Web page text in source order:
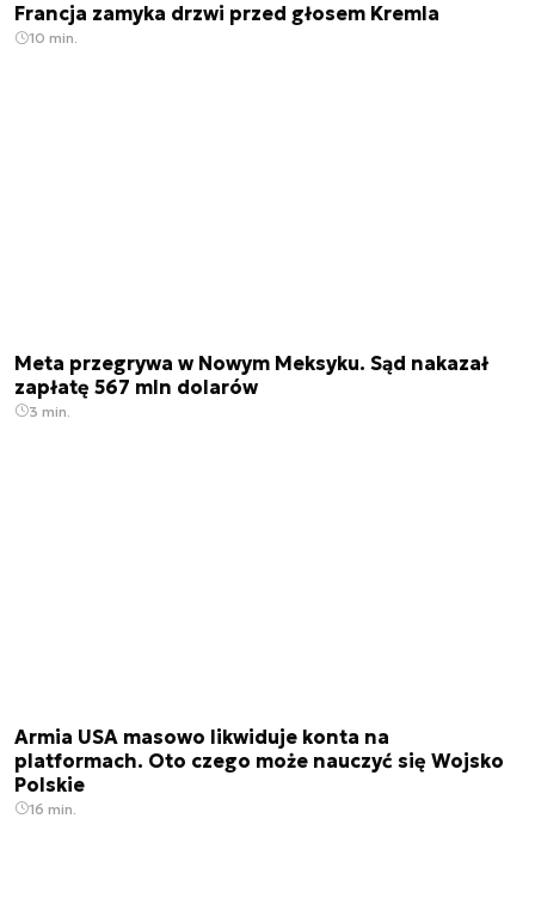
Francja zamyka drzwi przed głosem Kremla
10 min.
Meta przegrywa w Nowym Meksyku. Sąd nakazał
zapłatę 567 mln dolarów
3 min.
Armia USA masowo likwiduje konta na
platformach. Oto czego może nauczyć się Wojsko
Polskie
16 min.